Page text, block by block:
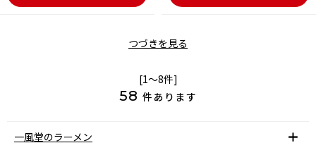
つづきを見る
[1～8件]
58 件あります
一風堂のラーメン